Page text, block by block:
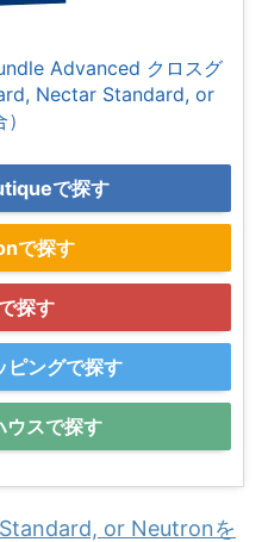
Advanced クロスグ
Nectar Standard, or
で探す
で探す
探す
ングで探す
ウスで探す
or Neutronを